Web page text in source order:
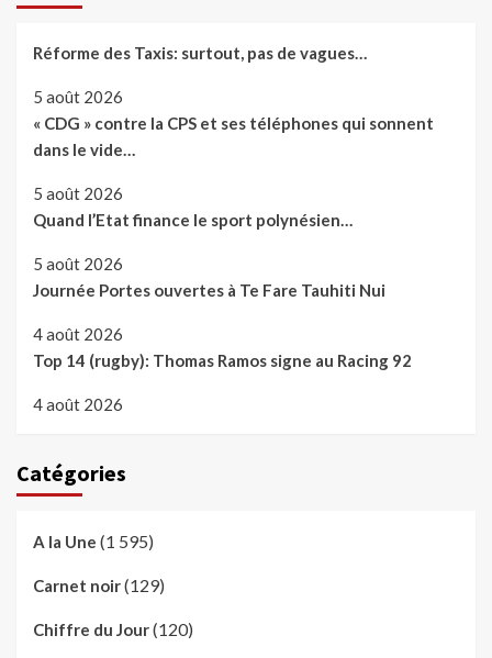
Réforme des Taxis: surtout, pas de vagues…
5 août 2026
« CDG » contre la CPS et ses téléphones qui sonnent
dans le vide…
5 août 2026
Quand l’Etat finance le sport polynésien…
5 août 2026
Journée Portes ouvertes à Te Fare Tauhiti Nui
4 août 2026
Top 14 (rugby): Thomas Ramos signe au Racing 92
4 août 2026
Catégories
A la Une (1 595)
Carnet noir(129)
Chiffre du Jour(120)